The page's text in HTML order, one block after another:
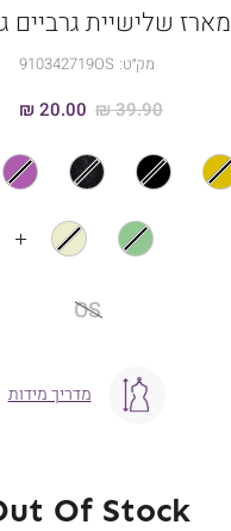
מארז שלישיית גרביים
מק״ט: 910342719OS
20.00 ₪ 39.90 ₪
מידה
OS
OS
מדריך מידות
Of Stock